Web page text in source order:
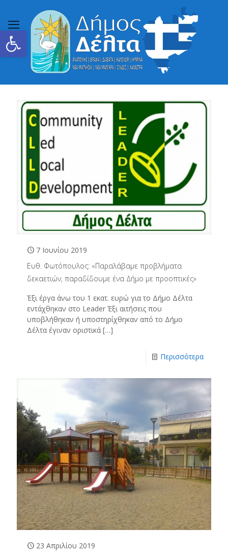
Ανοίξτε τη γραμμή εργαλείων
7 Ιουνίου 2019
Ευθ. Φωτόπουλος: «Παραλάβαμε προβλήματα
δεκαετιών, παραδίδουμε ένα Δήμο με προοπτικές»
Έξι έργα άνω του 1 εκατ. ευρώ για το Δήμο Δέλτα
εντάχθηκαν στο Leader Έξι αιτήσεις που
υποβλήθηκαν ή υποστηρίχθηκαν από το Δήμο
Δέλτα έγιναν οριστικά […]
Περισσότερα
23 Απριλίου 2019